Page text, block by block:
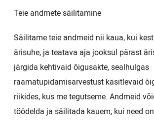
Teie andmete säilitamine
Säilitame teie andmeid nii kaua, kui
ärisuhe, ja teatava aja jooksul pärast
järgida kehtivaid õigusakte, sealhulgas
raamatupidamisarvestust käsitlevaid
riikides, kus me tegutseme. Andmeid
töödelda ja säilitada kauem, kui need